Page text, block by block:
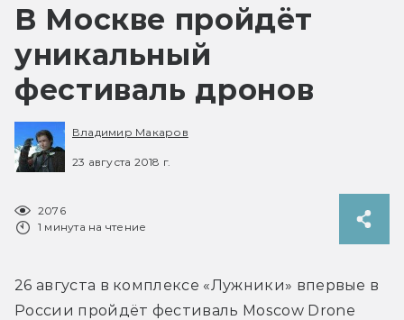
В Москве пройдёт
уникальный
фестиваль дронов
Владимир Макаров
23 августа 2018 г.
2076
1 минута на чтение
26 августа в комплексе «Лужники» впервые в
России пройдёт фестиваль Moscow Drone